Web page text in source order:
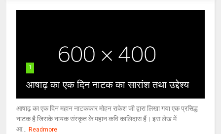
1
आषाढ़ का एक दिन नाटक का सारांश तथा उद्देश्य
आषाढ़ का एक दिन महान नाटककार मोहन राकेश जी द्वारा लिखा गया एक प्रसिद्ध
नाटक है जिसके नायक संस्कृत के महान कवि कालिदास हैं। इस लेख में
आ... Readmore